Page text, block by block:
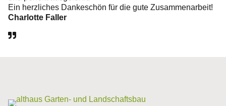
Ein herzliches Dankeschön für die gute Zusammenarbeit!
Charlotte Faller